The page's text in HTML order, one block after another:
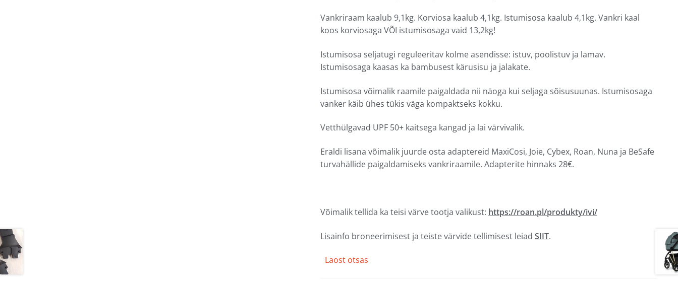
Vankriraam kaalub 9,1kg. Korviosa kaalub 4,1kg. Istumisosa kaalub 4,1kg. Vankri kaal
koos korviosaga VÕI istumisosaga vaid 13,2kg!
Istumisosa seljatugi reguleeritav kolme asendisse: istuv, poolistuv ja lamav.
Istumisosaga kaasas ka bambusest kärusisu ja jalakate.
Istumisosa võimalik raamile paigaldada nii näoga kui seljaga sõisusuunas. Istumisosaga
vanker käib ühes tükis väga kompaktseks kokku.
Vetthülgavad UPF 50+ kaitsega kangad ja lai värvivalik.
Eraldi lisana võimalik juurde osta adaptereid MaxiCosi, Joie, Cybex, Roan, Nuna ja BeSafe
turvahällide paigaldamiseks vankriraamile. Adapterite hinnaks 28€.
Võimalik tellida ka teisi värve tootja valikust: https://roan.pl/produkty/ivi/
Lisainfo broneerimisest ja teiste värvide tellimisest leiad SIIT.
Laost otsas